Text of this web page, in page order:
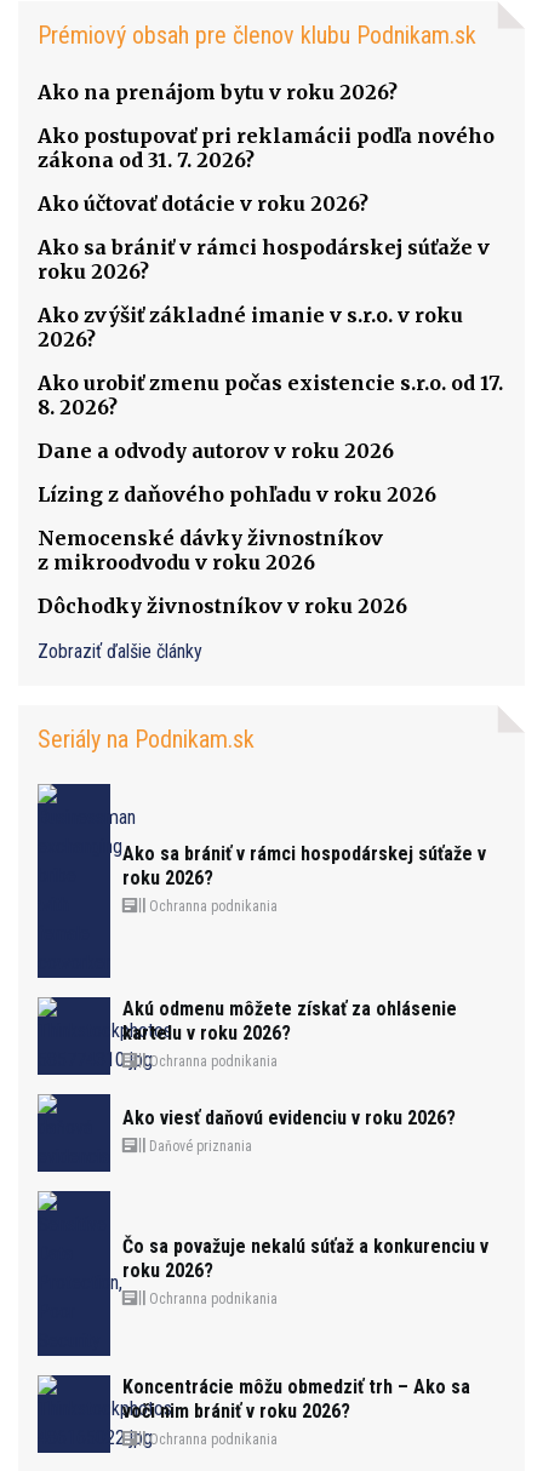
Prémiový obsah pre členov klubu Podnikam.sk
Ako na prenájom bytu v roku 2026?
Ako postupovať pri reklamácii podľa nového
zákona od 31. 7. 2026?
Ako účtovať dotácie v roku 2026?
Ako sa brániť v rámci hospodárskej súťaže v
roku 2026?
Ako zvýšiť základné imanie v s.r.o. v roku
2026?
Ako urobiť zmenu počas existencie s.r.o. od 17.
8. 2026?
Dane a odvody autorov v roku 2026
Lízing z daňového pohľadu v roku 2026
Nemocenské dávky živnostníkov
z mikroodvodu v roku 2026
Dôchodky živnostníkov v roku 2026
Zobraziť ďalšie články
Seriály na Podnikam.sk
Ako sa brániť v rámci hospodárskej súťaže v
roku 2026?
Ochranna podnikania
Akú odmenu môžete získať za ohlásenie
kartelu v roku 2026?
Ochranna podnikania
Ako viesť daňovú evidenciu v roku 2026?
Daňové priznania
Čo sa považuje nekalú súťaž a konkurenciu v
roku 2026?
Ochranna podnikania
Koncentrácie môžu obmedziť trh – Ako sa
voči nim brániť v roku 2026?
Ochranna podnikania